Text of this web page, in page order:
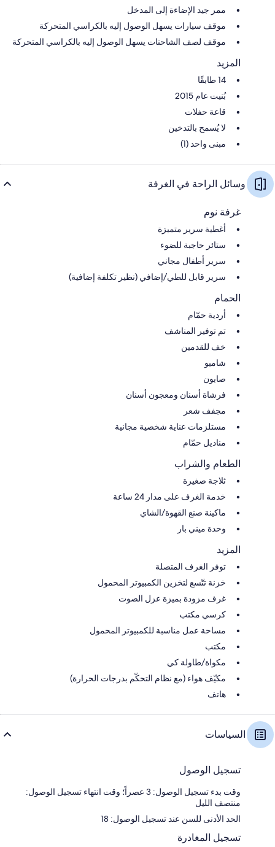
ممر جيد الإضاءة إلى المدخل
موقف سيارات يسهل الوصول إليه بالكراسي المتحركة
موقف لصف الشاحنات يسهل الوصول إليه بالكراسي المتحركة
المزيد
14 طابقًا
بُنيت عام 2015
قاعة حفلات
لا يُسمح بالتدخين
مبنى واحد (1)
وسائل الراحة في الغرفة
غرفة نوم
أغطية سرير متميزة
ستائر حاجبة للضوء
سرير أطفال مجاني
سرير قابل للطي/إضافي (نظير تكلفة إضافية)
الحمام
أردية حمّام
تم توفير المناشف
خف للقدمين
شامبو
صابون
فرشاة أسنان ومعجون أسنان
مجفف شعر
مستلزمات عناية شخصية مجانية
مناديل حمّام
الطعام والشراب
ثلاجة صغيرة
خدمة الغرف على مدار 24 ساعة
ماكينة صنع القهوة/الشاي
وحدة ميني بار
المزيد
توفر الغرف المتصلة
خزنة تتّسع لتخزين الكمبيوتر المحمول
غرف مزودة بميزة عزل الصوت
كرسي مكتب
مساحة عمل مناسبة للكمبيوتر المحمول
مكتب
مكواة/طاولة كي
مكيّف هواء (مع نظام التحكّم بدرجات الحرارة)
هاتف
السياسات
تسجيل الوصول
وقت بدء تسجيل الوصول: 3 عصراً؛ وقت انتهاء تسجيل الوصول:
منتصف الليل
الحد الأدنى للسن عند تسجيل الوصول: 18
تسجيل المغادرة